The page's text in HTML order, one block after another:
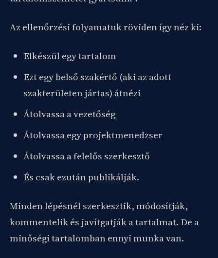
Az ellenőrzési folyamatuk röviden így néz ki:
Elkészül egy tartalom
Ezt egy belső szakértő (aki az adott
szakterületen jártas) átnézi
Átolvassa a vezetőség
Átolvassa egy projektmenedzser
Átolvassa a felelős szerkesztő
És csak ezután publikálják.
Minden lépésnél szerkesztik, módosítják,
kommentelik és javítgatják a tartalmat. De a
minőségi tartalomban ennyi munka van.